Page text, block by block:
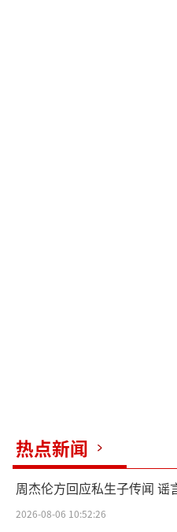
“顶顶”这个名字
子属牛，出生的时候
是所谓的牛犄角，
顶”这样一个可爱的名
热点新闻
周杰伦方回应私生子传闻 谣
2026-08-06 10:52:26